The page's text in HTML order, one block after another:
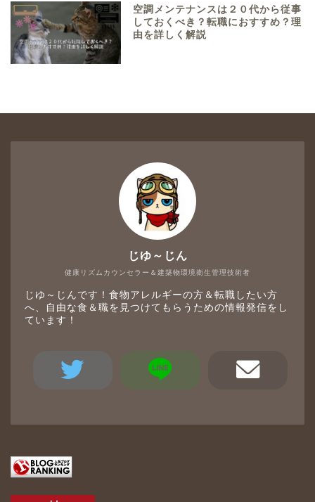
空調メンテナンスは２０代から従事
しておくべき？転職におすすめ？理
由を詳しく解説
健康リズムカウンセラー＆建築物環境衛生管理技術者
じゆ～じん
じゆ～じんです！食物アレルギーの方＆転職したい方
へ、自由な食＆職を見つけてもらうための情報発信をし
ています！